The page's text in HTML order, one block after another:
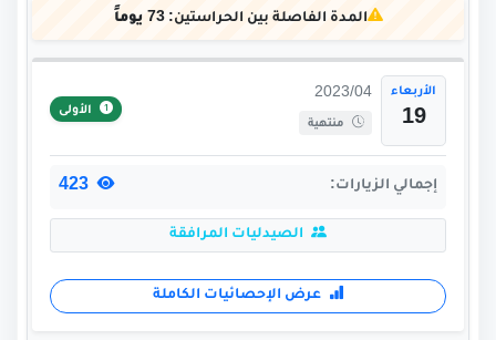
المدة الفاصلة بين الحراستين:73 يوماً
الأربعاء
19
2023/04
منتهية
الأولى
إجمالي الزيارات:
الصيدليات المرافقة
عرض الإحصائيات الكاملة